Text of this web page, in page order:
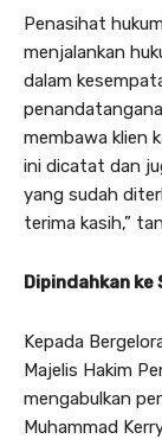
Penasihat
menjalankan
dalam
membawa klien
ini dicatat dan
yang sudah
terima kasih,”
Dipindahkan ke
Kepada
Majelis Hakim
mengabulkan
Muhammad